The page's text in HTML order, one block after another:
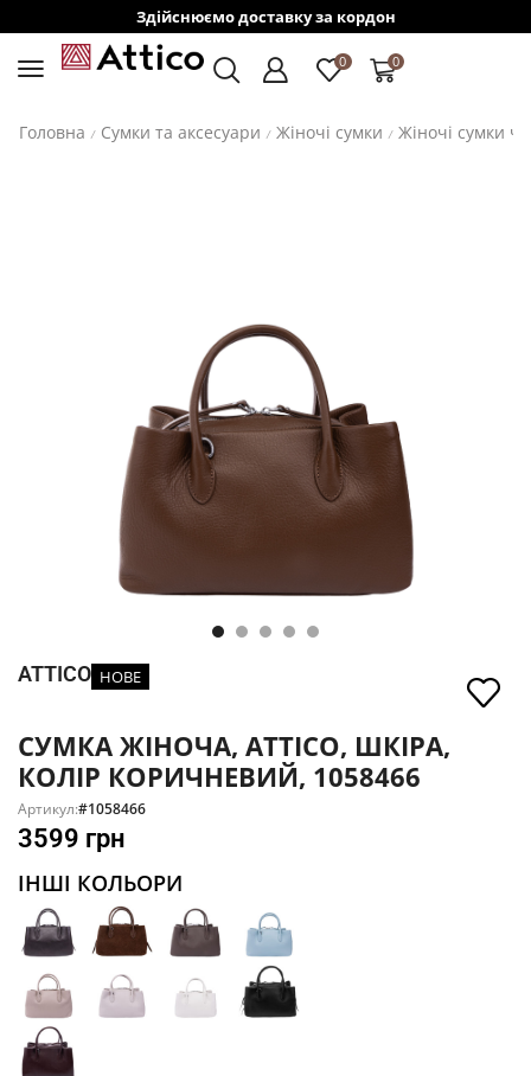
Здійснюємо доставку за кордон
0 0
Головна / Сумки та аксесуари / Жіночі сумки / Жіночі сумки
ATTICO НОВЕ
СУМКА ЖІНОЧА, ATTICO, ШКІРА,
КОЛІР КОРИЧНЕВИЙ, 1058466
Артикул:#1058466
3599 грн
ІНШІ КОЛЬОРИ